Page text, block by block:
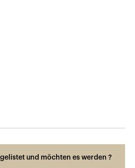
und möchten es werden ?